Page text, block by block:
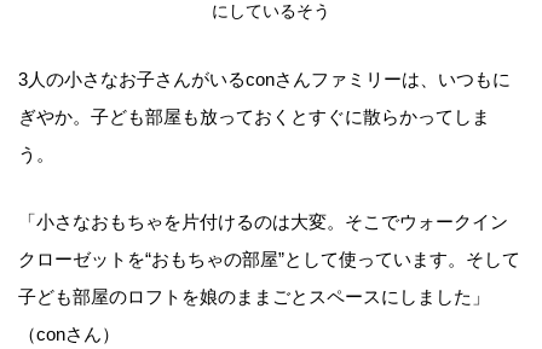
にしているそう
3人の小さなお子さんがいるconさんファミリーは、いつもに
ぎやか。子ども部屋も放っておくとすぐに散らかってしま
う。
「小さなおもちゃを片付けるのは大変。そこでウォークイン
クローゼットを“おもちゃの部屋”として使っています。そして
子ども部屋のロフトを娘のままごとスペースにしました」
（conさん）